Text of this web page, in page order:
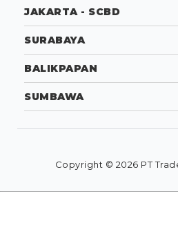
JAKARTA - SCBD
SURABAYA
BALIKPAPAN
SUMBAWA
Copyright © 2026 PT